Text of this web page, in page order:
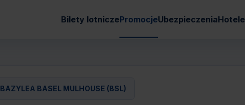
Bilety lotniczePromocjeUbezpieczeniaHotele
BAZYLEA BASEL MULHOUSE (BSL)